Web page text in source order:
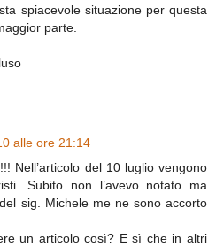
spiacevole situazione per questa
parte.
alle ore 21:14
Nell’articolo del 10 luglio vengono
Subito non l’avevo notato ma
sig. Michele me ne sono accorto
un articolo così? E sì che in altri